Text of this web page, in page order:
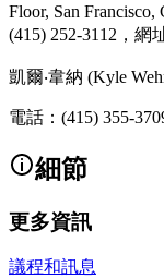
Floor, San
(415) 252-3112，網
凱爾‧韋納 (Kyle
電話：(415) 355-
細節
更多資訊
議程和訊息